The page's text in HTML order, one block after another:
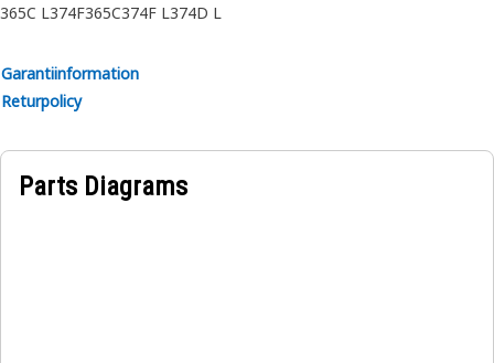
365C L374F365C374F L374D L
Garantiinformation
Returpolicy
Parts Diagrams